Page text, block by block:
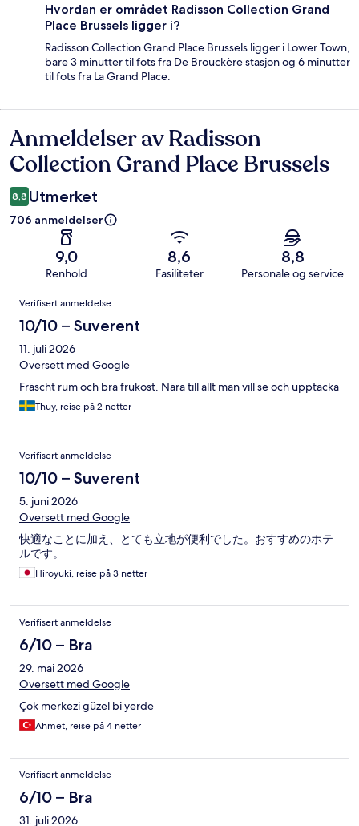
Hvordan er området Radisson Collection Grand
Place Brussels ligger i?
Radisson Collection Grand Place Brussels ligger i Lower Town,
bare 3 minutter til fots fra De Brouckère stasjon og 6 minutter
til fots fra La Grand Place.
Anmeldelser
Anmeldelser av Radisson
Collection Grand Place Brussels
8,8 Utmerket
706 anmeldelser
9,0
Renhold
8,6
Fasiliteter
8,8
Personale og service
Anmeldelser
Verifisert anmeldelse
10/10 – Suverent
11. juli 2026
Oversett med Google
Fräscht rum och bra frukost. Nära till allt man vill se och upptäcka
Thuy, reise på 2 netter
Verifisert anmeldelse
10/10 – Suverent
5. juni 2026
Oversett med Google
快適なことに加え、とても立地が便利でした。おすすめのホテ
ルです。
Hiroyuki, reise på 3 netter
Verifisert anmeldelse
6/10 – Bra
29. mai 2026
Oversett med Google
Çok merkezi güzel bi yerde
Ahmet, reise på 4 netter
Verifisert anmeldelse
6/10 – Bra
31. juli 2026